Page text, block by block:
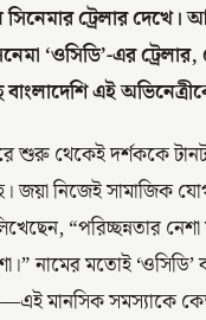
ট্রেলার দেখে।
‘ওসিডি’-এর
এই
শুরু থেকেই দর্শককে
জয়া নিজেই সামাজিক
“পরিচ্ছন্নতার
নামের মতোই ‘ওসিডি’
মানসিক সমস্যাকে